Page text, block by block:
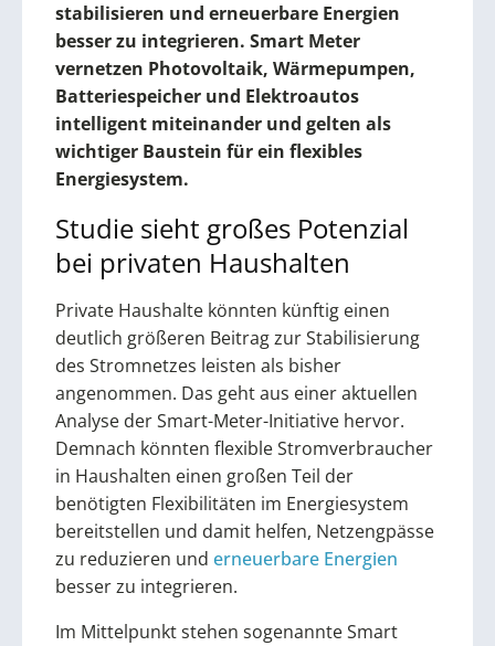
stabilisieren und erneuerbare Energien
besser zu integrieren. Smart Meter
vernetzen Photovoltaik, Wärmepumpen,
Batteriespeicher und Elektroautos
intelligent miteinander und gelten als
wichtiger Baustein für ein flexibles
Energiesystem.
Studie sieht großes Potenzial
bei privaten Haushalten
Private Haushalte könnten künftig einen
deutlich größeren Beitrag zur Stabilisierung
des Stromnetzes leisten als bisher
angenommen. Das geht aus einer aktuellen
Analyse der Smart-Meter-Initiative hervor.
Demnach könnten flexible Stromverbraucher
in Haushalten einen großen Teil der
benötigten Flexibilitäten im Energiesystem
bereitstellen und damit helfen, Netzengpässe
zu reduzieren und erneuerbare Energien
besser zu integrieren.
Im Mittelpunkt stehen sogenannte Smart